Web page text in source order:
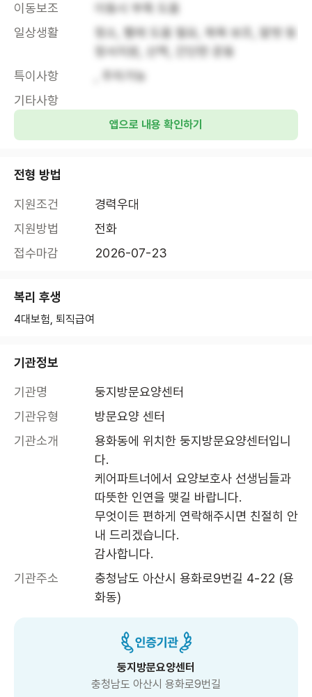
이동보조
이동시 부축 도움
일상생활
청소, 빨래 도움 필요, 목욕 보조, 말벗 등
정서지원, 산책, 간단한 운동
특이사항
, 주차가능
기타사항
앱으로 내용 확인하기
전형 방법
지원조건
경력우대
지원방법
전화
접수마감
2026-07-23
복리 후생
4대보험, 퇴직급여
기관정보
기관명
둥지방문요양센터
기관유형
방문요양 센터
기관소개
용화동에 위치한 둥지방문요양센터입니
다.
케어파트너에서 요양보호사 선생님들과
따뜻한 인연을 맺길 바랍니다.
무엇이든 편하게 연락해주시면 친절히 안
내 드리겠습니다.
감사합니다.
기관주소
충청남도 아산시 용화로9번길 4-22 (용
화동)
둥지방문요양센터
충청남도 아산시 용화로9번길